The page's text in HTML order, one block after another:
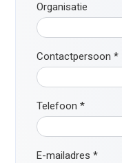
Organisatie
Contactpersoon*
Telefoon*
E-mailadres*